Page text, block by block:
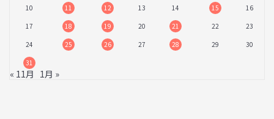
10
11 12 13 14 15
16
17
18 19 20 21 22
23
24
25 26 27 28 29
30
31
« 11月 1月 »